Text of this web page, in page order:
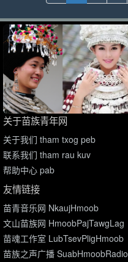
关于苗族青年网
关于我们 tham txog peb
联系我们 tham rau kuv
帮助中心 pab
友情链接
苗青音乐网 NkaujHmoob
文山苗族网 HmoobPajTawgLag
苗魂工作室 LubTsevPligHmoob
苗族之声广播 SuabHmoobRadio